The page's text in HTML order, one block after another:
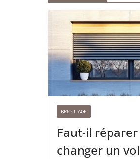
BRICOLAGE
Faut-il réparer
changer un